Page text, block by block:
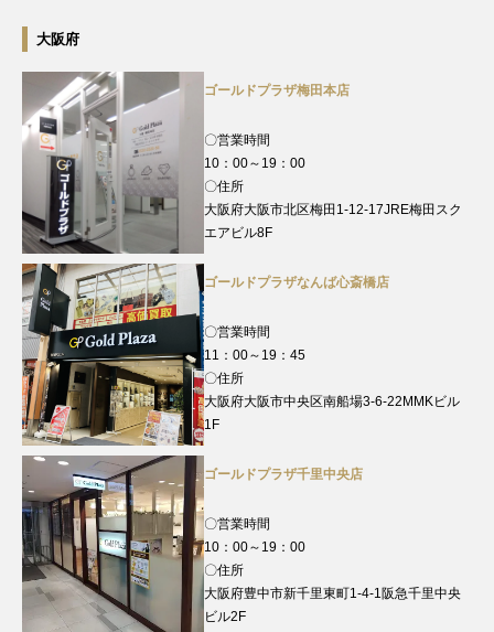
大阪府
ゴールドプラザ梅田本店
〇営業時間
10：00～19：00
〇住所
大阪府大阪市北区梅田1-12-17JRE梅田スク
エアビル8F
ゴールドプラザなんば心斎橋店
〇営業時間
11：00～19：45
〇住所
大阪府大阪市中央区南船場3-6-22MMKビル
1F
ゴールドプラザ千里中央店
〇営業時間
10：00～19：00
〇住所
大阪府豊中市新千里東町1-4-1阪急千里中央
ビル2F